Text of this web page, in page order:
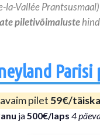
la-Vallée
piletivõimaluste
Parisi
pilet 59€/
ja 500€/laps 4